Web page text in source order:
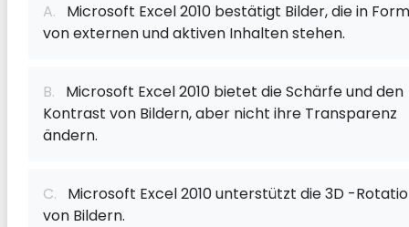
A. Microsoft Excel 2010 bestätigt Bilder, die in Form
von externen und aktiven Inhalten stehen.
B. Microsoft Excel 2010 bietet die Schärfe und den
Kontrast von Bildern, aber nicht ihre Transparenz
ändern.
C. Microsoft Excel 2010 unterstützt die 3D -
von Bildern.